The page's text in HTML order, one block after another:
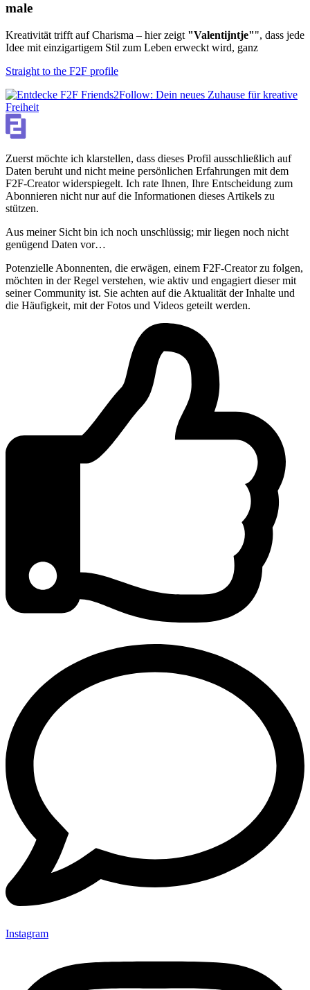
male
Kreativität trifft auf Charisma – hier zeigt "Valentijntje"", dass jede
Idee mit einzigartigem Stil zum Leben erweckt wird, ganz
Straight to the F2F profile
Zuerst möchte ich klarstellen, dass dieses Profil ausschließlich auf
Daten beruht und nicht meine persönlichen Erfahrungen mit dem
F2F-Creator widerspiegelt. Ich rate Ihnen, Ihre Entscheidung zum
Abonnieren nicht nur auf die Informationen dieses Artikels zu
stützen.
Aus meiner Sicht bin ich noch unschlüssig; mir liegen noch nicht
genügend Daten vor…
Potenzielle Abonnenten, die erwägen, einem F2F-Creator zu folgen,
möchten in der Regel verstehen, wie aktiv und engagiert dieser mit
seiner Community ist. Sie achten auf die Aktualität der Inhalte und
die Häufigkeit, mit der Fotos und Videos geteilt werden.
Instagram